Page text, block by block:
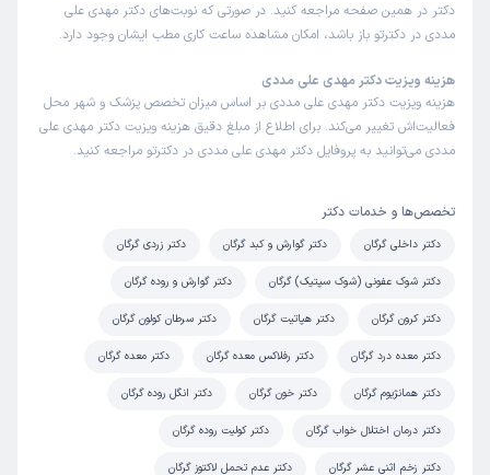
کاربر دکترتو
نوبت مطب از دکترتو
(
1405/02/19
این پزشک را پیشنهاد میکنم
زمان انتظار:بیش از 90 دقیقه
منشي برخورد خوب داشت آقاي دكتر هم خيلي شنونده خوب و
علت مراجعه: انجام آندوسکوپی و کولونوسکوپی
بشیر
نوبت مطب از دکترتو
زمان انتظار:45-90 دقیقه
برخورددکتر بسیارعالی ، توضیح درخصوص نوع ببماری هم
بسیارخوب بود برخوردورفتارخانم منشی هم خیلی خوب وعالی
بود
دکتر در همین صفحه مراجعه کنید. در صورتی که نوبت‌های دکتر مهدی علی
مددی در دکترتو باز باشد، امکان مشاهده ساعت کاری مطب ایشان وجود دارد.
هزینه ویزیت دکتر مهدی علی مددی
هزینه ویزیت دکتر مهدی علی مددی بر اساس میزان تخصص پزشک و شهر محل
فعالیت‌اش تغییر می‌کند. برای اطلاع از مبلغ دقیق هزینه ویزیت دکتر مهدی علی
مددی می‌توانید به پروفایل دکتر مهدی علی مددی در دکترتو مراجعه کنید.
تخصص‌ها و خدمات دکتر
دکتر داخلی گرگان دکتر گوارش و کبد گرگان دکتر زردی گرگان
دکتر شوک عفونی (شوک سپتیک) گرگان دکتر گوارش و روده گرگان
دکتر کرون گرگان دکتر هپاتیت گرگان دکتر سرطان کولون گرگان
دکتر معده درد گرگان دکتر رفلاکس معده گرگان دکتر معده گرگان
دکتر همانژیوم گرگان دکتر خون گرگان دکتر انگل روده گرگان
دکتر درمان اختلال خواب گرگان دکتر کولیت روده گرگان
دکتر زخم اثنی عشر گرگان دکتر عدم تحمل لاکتوز گرگان